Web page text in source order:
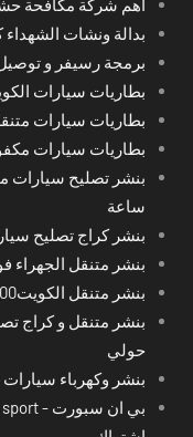
اهم شركة مكافحة
بدالة ونشات
برمجة رسيفر و توصيل ريموت 24 ساعة في
بطاريات سيارات
بطاريات سيارات
بطاريات سيارات
ساعة
بنشر كراج تصليح
بنشر متنقل الجهراء
بنشر متنقل الكويت55336600
بنشر متنقل و كراج
حولي
بنشر وكهرباء سيارات